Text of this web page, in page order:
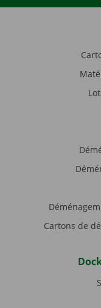
Cartons de